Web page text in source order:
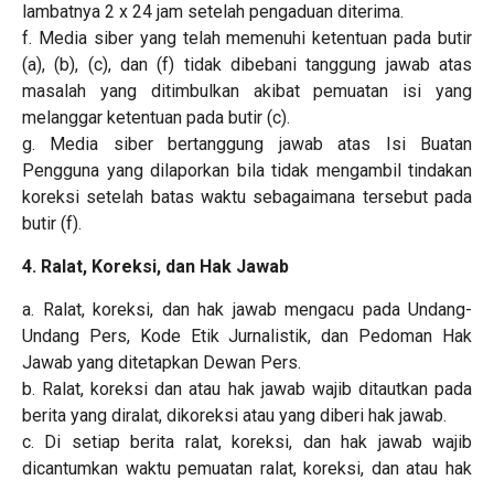
lambatnya 2 x 24 jam setelah pengaduan diterima.
f. Media siber yang telah memenuhi ketentuan pada butir
(a), (b), (c), dan (f) tidak dibebani tanggung jawab atas
masalah yang ditimbulkan akibat pemuatan isi yang
melanggar ketentuan pada butir (c).
g. Media siber bertanggung jawab atas Isi Buatan
Pengguna yang dilaporkan bila tidak mengambil tindakan
koreksi setelah batas waktu sebagaimana tersebut pada
butir (f).
4. Ralat, Koreksi, dan Hak Jawab
a. Ralat, koreksi, dan hak jawab mengacu pada Undang-
Undang Pers, Kode Etik Jurnalistik, dan Pedoman Hak
Jawab yang ditetapkan Dewan Pers.
b. Ralat, koreksi dan atau hak jawab wajib ditautkan pada
berita yang diralat, dikoreksi atau yang diberi hak jawab.
c. Di setiap berita ralat, koreksi, dan hak jawab wajib
dicantumkan waktu pemuatan ralat, koreksi, dan atau hak